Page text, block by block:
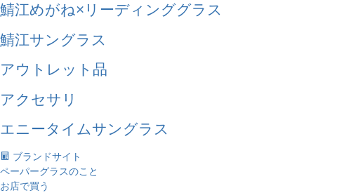
鯖江めがね×リーディンググラス
鯖江サングラス
アウトレット品
アクセサリ
エニータイムサングラス
ブランドサイト
ペーパーグラスのこと
お店で買う